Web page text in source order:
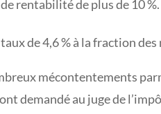
rentabilité de plus de 10 %.
de 4,6 % à la fraction
mécontentements
demandé au juge de